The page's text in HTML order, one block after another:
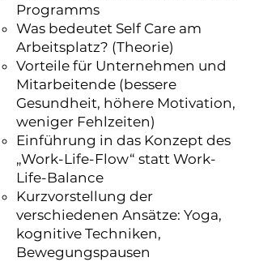
Programms
Was bedeutet Self Care am
Arbeitsplatz? (Theorie)
Vorteile für Unternehmen und
Mitarbeitende (bessere
Gesundheit, höhere Motivation,
weniger Fehlzeiten)
Einführung in das Konzept des
„Work-Life-Flow“ statt Work-
Life-Balance
Kurzvorstellung der
verschiedenen Ansätze: Yoga,
kognitive Techniken,
Bewegungspausen